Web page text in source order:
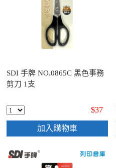
SDI 手牌 NO.0865C 黑色事務
剪刀 1支
$37
加入購物車